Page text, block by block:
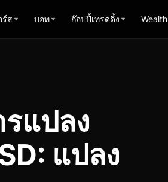
ร์ส บอท ก๊อปปี้เทรดดิ้ง Wealth
แปลง
แปลง